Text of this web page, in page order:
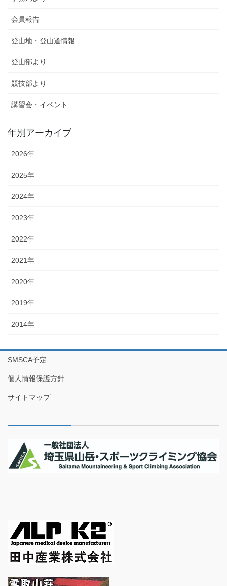
会員報告
登山地・登山道情報
登山部より
競技部より
講習会・イベント
年別アーカイブ
2026年
2025年
2024年
2023年
2022年
2021年
2020年
2019年
2014年
SMSCA予定
個人情報保護方針
サイトマップ